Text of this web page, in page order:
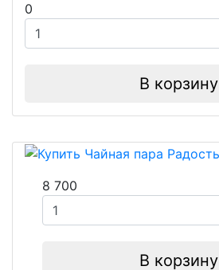
0
В корзину
8 700
В корзину